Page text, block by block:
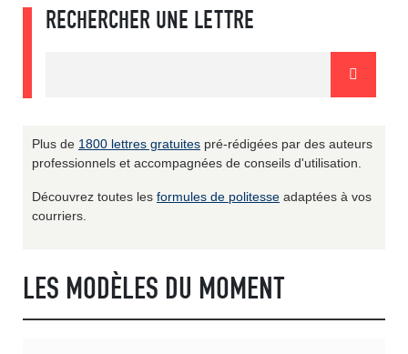
RECHERCHER UNE LETTRE
Plus de 1800 lettres gratuites pré-rédigées par des auteurs
professionnels et accompagnées de conseils d'utilisation.
Découvrez toutes les formules de politesse adaptées à vos
courriers.
LES MODÈLES DU MOMENT